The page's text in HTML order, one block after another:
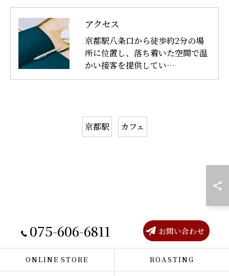
アクセス
京都駅八条口から徒歩約2分の場
所に位置し、落ち着いた空間で温
かい接客を提供してい…
京都駅 カフェ
075-606-6811 お問い合わせ
ONLINE STORE ROASTING